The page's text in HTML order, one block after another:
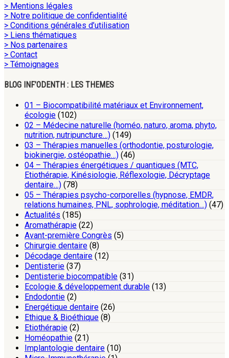
> Mentions légales
> Notre politique de confidentialité
> Conditions générales d’utilisation
> Liens thématiques
> Nos partenaires
> Contact
> Témoignages
BLOG INF’ODENTH : LES THEMES
01 – Biocompatibilité matériaux et Environnement,
écologie (102)
02 – Médecine naturelle (homéo, naturo, aroma, phyto,
nutrition, nutripuncture…) (149)
03 – Thérapies manuelles (orthodontie, posturologie,
biokinergie, ostéopathie…) (46)
04 – Thérapies énergétiques / quantiques (MTC,
Etiothérapie, Kinésiologie, Réflexologie, Décryptage
dentaire…) (78)
05 – Thérapies psycho-corporelles (hypnose, EMDR,
relations humaines, PNL, sophrologie, méditation…) (47)
Actualités (185)
Aromathérapie (22)
Avant-première Congrès (5)
Chirurgie dentaire (8)
Décodage dentaire (12)
Dentisterie (37)
Dentisterie biocompatible (31)
Ecologie & développement durable (13)
Endodontie (2)
Energétique dentaire (26)
Ethique & Bioéthique (8)
Etiothérapie (2)
Homéopathie (21)
Implantologie dentaire (10)